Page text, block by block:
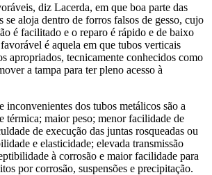
diz Lacerda, em que boa parte das
se aloja dentro de forros falsos de gesso, cujo
é facilitado e o reparo é rápido e de baixo
é aquela em que tubos verticais
apropriados, tecnicamente conhecidos como
a tampa para ter pleno acesso à
inconvenientes dos tubos metálicos são a
térmica; maior peso; menor facilidade de
de execução das juntas rosqueadas ou
e elasticidade; elevada transmissão
à corrosão e maior facilidade para
por corrosão, suspensões e precipitação.